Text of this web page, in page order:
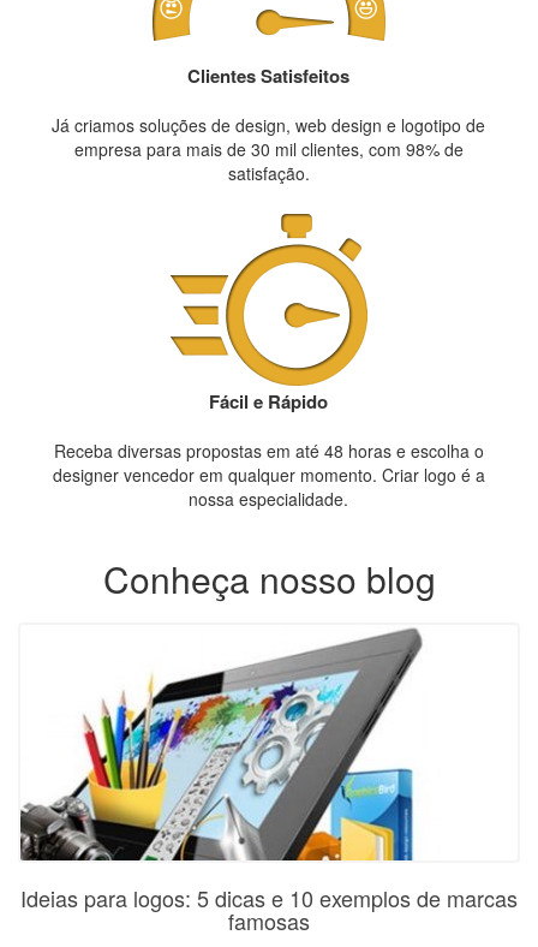
Clientes Satisfeitos
Já criamos soluções de design, web design e logotipo de
empresa para mais de 30 mil clientes, com 98% de
satisfação.
Fácil e Rápido
Receba diversas propostas em até 48 horas e escolha o
designer vencedor em qualquer momento. Criar logo é a
nossa especialidade.
Conheça nosso blog
Ideias para logos: 5 dicas e 10 exemplos de marcas
famosas